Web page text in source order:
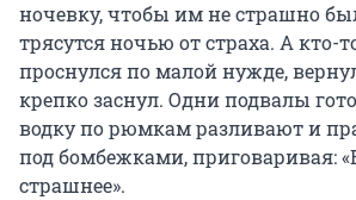
ночевку, чтобы им не страшно
трясутся ночью от страха. А кто-
проснулся по малой нужде,
крепко заснул. Одни подвалы
водку по рюмкам разливают и
под бомбежками, приговаривая:
страшнее».